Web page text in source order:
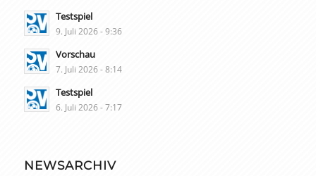
Testspiel
9. Juli 2026 - 9:36
Vorschau
7. Juli 2026 - 8:14
Testspiel
6. Juli 2026 - 7:17
NEWSARCHIV